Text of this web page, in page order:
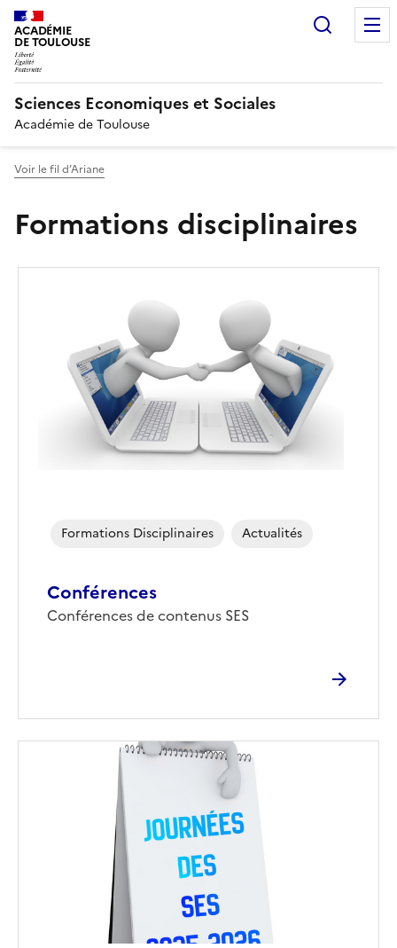
ACADÉMIE
DE TOULOUSE
Sciences Economiques et Sociales
Académie de Toulouse
Voir le fil d’Ariane
Formations disciplinaires
Conférences
Corps
Conférences de contenus SES
Formations Disciplinaires Actualités